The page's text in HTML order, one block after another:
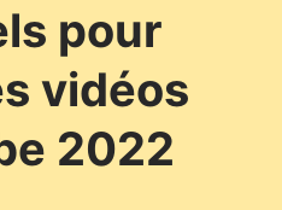
pour
vidéos
2022